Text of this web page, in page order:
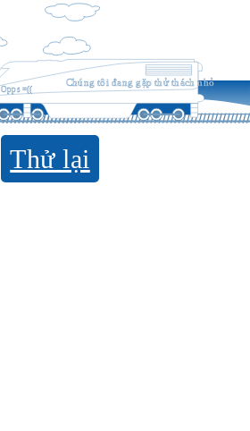
Opps =((
Chúng tôi đang gặp thử thách nhỏ
Thử lại